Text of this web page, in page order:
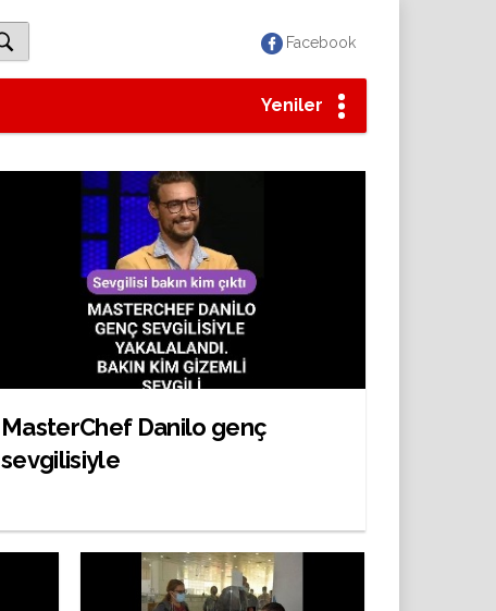
Facebook
Yeniler
MasterChef Danilo genç
sevgilisiyle